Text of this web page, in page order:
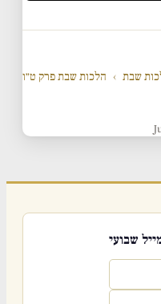
שבת › הלכות שבת פרק ט״ו
שבועי